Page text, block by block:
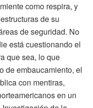
como respira, y
de su
de seguridad. No
está cuestionando el
que sea, lo que
de embaucamiento, el
con mentiras,
en un